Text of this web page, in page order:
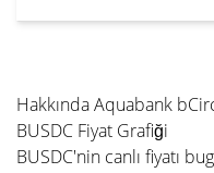
Hakkında Aquabank
BUSDC Fiyat Grafiği
BUSDC'nin canlı fiyatı